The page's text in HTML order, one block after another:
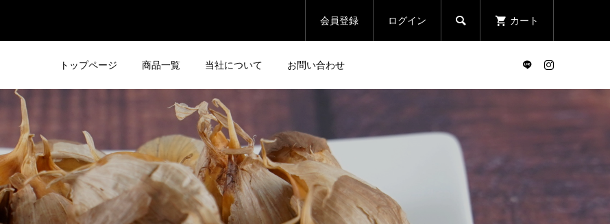
会員登録 ログイン  カート
トップページ 商品一覧 当社について お問い合わせ